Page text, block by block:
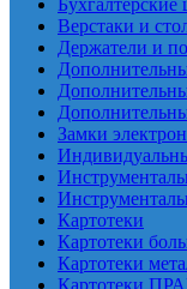
Верстаки и
Держатели и
Замки
Картотеки
Картотеки
Картотеки
Картотеки